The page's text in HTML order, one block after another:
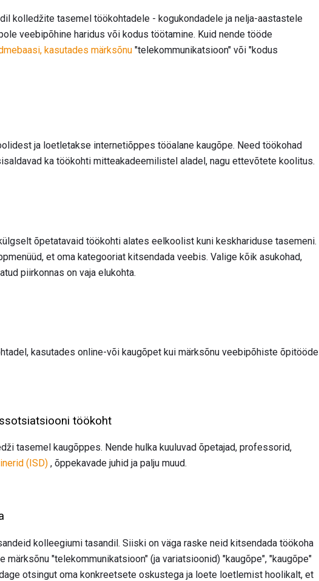
kolledžite tasemel töökohtadele - kogukondadele ja nelja-aastastele
veebipõhine haridus või kodus töötamine. Kuid nende tööde
kasutades märksõnu "telekommunikatsioon" või "kodus
ja loetletakse internetiõppes tööalane kaugõpe. Need töökohad
ka töökohti mitteakadeemilistel aladel, nagu ettevõtete koolitus.
õpetatavaid töökohti alates eelkoolist kuni keskhariduse tasemeni.
et oma kategooriat kitsendada veebis. Valige kõik asukohad,
piirkonnas on vaja elukohta.
kasutades online-või kaugõpet kui märksõnu veebipõhiste õpitööde
töökoht
tasemel kaugõppes. Nende hulka kuuluvad õpetajad, professorid,
(ISD) , õppekavade juhid ja palju muud.
kolleegiumi tasandil. Siiski on väga raske neid kitsendada töökoha
"telekommunikatsioon" (ja variatsioonid) "kaugõpe", "kaugõpe"
otsingut oma konkreetsete oskustega ja loete loetlemist hoolikalt, et